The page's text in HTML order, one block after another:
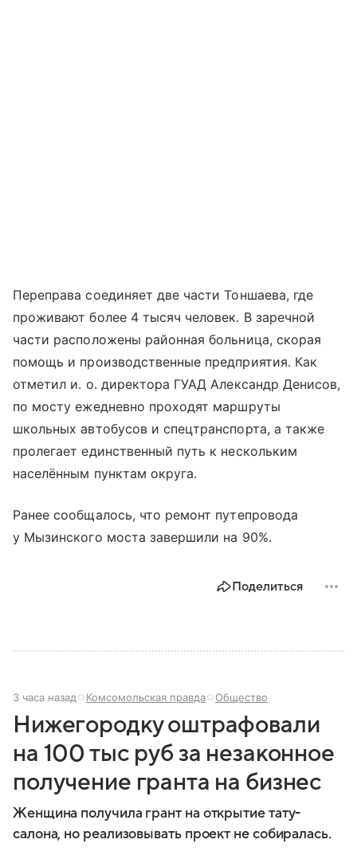
Переправа соединяет две части Тоншаева, где
проживают более 4 тысяч человек. В заречной
части расположены районная больница, скорая
помощь и производственные предприятия. Как
отметил и. о. директора ГУАД Александр Денисов,
по мосту ежедневно проходят маршруты
школьных автобусов и спецтранспорта, а также
пролегает единственный путь к нескольким
населённым пунктам округа.
Ранее сообщалось, что ремонт путепровода
у Мызинского моста завершили на 90%.
Поделиться
3 часа назад Комсомольская правда Общество
Нижегородку оштрафовали
на 100 тыс руб за незаконное
получение гранта на бизнес
Женщина получила грант на открытие тату-
салона, но реализовывать проект не собиралась.